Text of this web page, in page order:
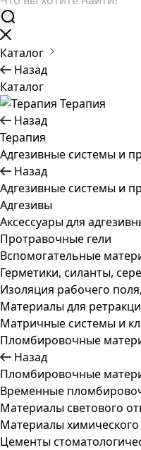
Каталог
Назад
Каталог
Терапия
Назад
Терапия
Адгезивные системы и
Назад
Адгезивные системы и
Адгезивы
Аксессуары для
Протравочные гели
Вспомогательные
Герметики, силанты,
Изоляция рабочего
Материалы для
Матричные системы и
Пломбировочные
Назад
Пломбировочные
Временные
Материалы светового
Материалы
Цементы